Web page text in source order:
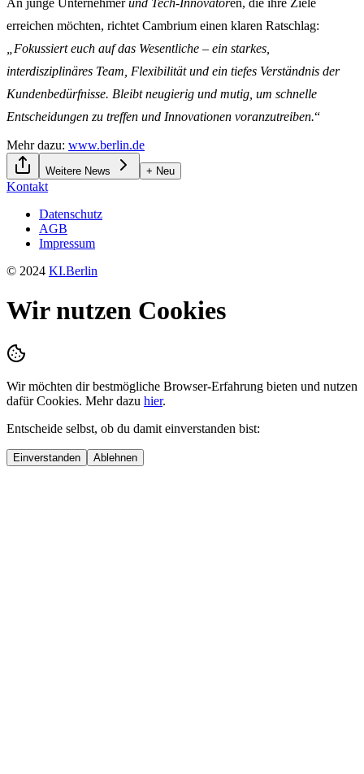
erreichen möchten, richtet Cambrium einen klaren Ratschlag:
„Fokussiert euch auf das Wesentliche – ein starkes,
interdisziplinäres Team, Flexibilität und ein tiefes Verständnis der
Kundenbedürfnisse. Bleibt neugierig und mutig, um schnelle
Entscheidungen zu treffen und Innovationen voranzutreiben.“
Mehr dazu: www.berlin.de
Weitere News + Neu
Kontakt
Datenschutz
AGB
Impressum
© 2024 KI.Berlin
Wir nutzen Cookies
Wir möchten dir bestmögliche Browser-Erfahrung bieten und nutzen
dafür Cookies. Mehr dazu hier.
Entscheide selbst, ob du damit einverstanden bist:
Einverstanden Ablehnen